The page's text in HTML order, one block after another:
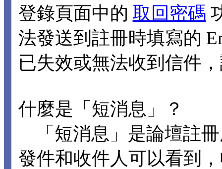
登錄頁面中的 取回密碼
法發送到註冊時填寫的
已失效或無法收到信件
什麼是「短消息」？
「短消息」是論壇註
發件和收件人可以看到